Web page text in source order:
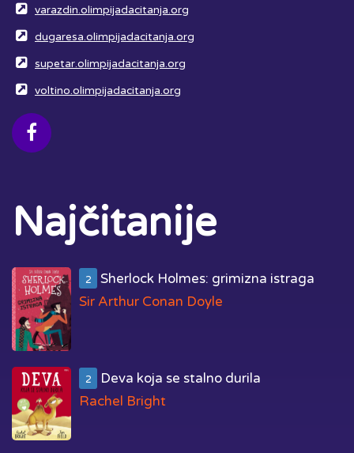
varazdin.olimpijadacitanja.org
dugaresa.olimpijadacitanja.org
supetar.olimpijadacitanja.org
voltino.olimpijadacitanja.org
Najčitanije
2
Sherlock Holmes: grimizna istraga
Sir Arthur Conan Doyle
2
Deva koja se stalno durila
Rachel Bright